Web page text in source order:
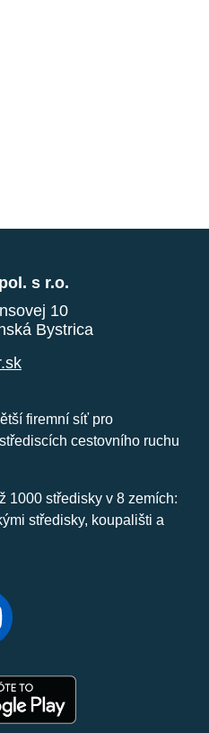
s r.o.
10
Bystrica
firemní síť pro
cestovního ruchu
1000 středisky v 8 zemích:
středisky, koupališti a